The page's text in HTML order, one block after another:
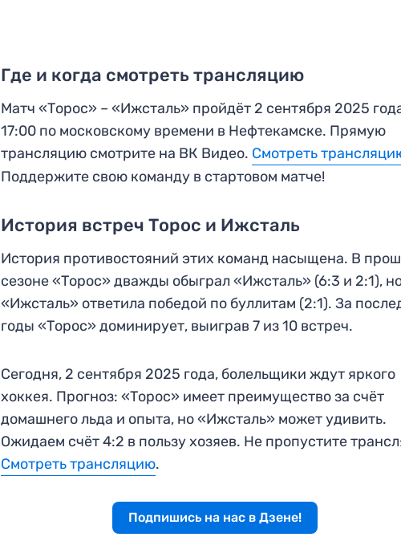
Где и когда смотреть трансляцию
Матч «Торос» – «Ижсталь» пройдёт 2 сентября 2025
17:00 по московскому времени в Нефтекамске. Прямую
трансляцию смотрите на ВК Видео. Смотреть
Поддержите свою команду в стартовом матче!
История встреч Торос и Ижсталь
История противостояний этих команд насыщена. В
сезоне «Торос» дважды обыграл «Ижсталь» (6:3 и 2:1),
«Ижсталь» ответила победой по буллитам (2:1). За
годы «Торос» доминирует, выиграв 7 из 10 встреч.
Сегодня, 2 сентября 2025 года, болельщики ждут яркого
хоккея. Прогноз: «Торос» имеет преимущество за счёт
домашнего льда и опыта, но «Ижсталь» может удивить.
Ожидаем счёт 4:2 в пользу хозяев. Не пропустите
Смотреть трансляцию.
Подпишись на нас в Дзене!